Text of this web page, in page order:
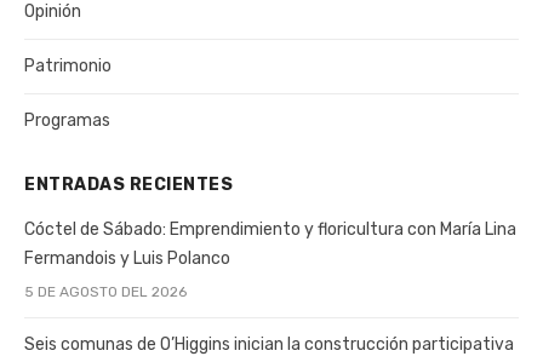
Opinión
Patrimonio
Programas
ENTRADAS RECIENTES
Cóctel de Sábado: Emprendimiento y floricultura con María Lina
Fermandois y Luis Polanco
5 DE AGOSTO DEL 2026
Seis comunas de O’Higgins inician la construcción participativa